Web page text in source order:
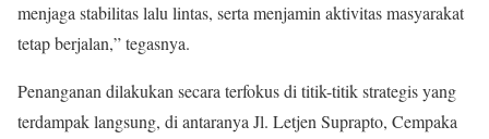
menjaga stabilitas lalu lintas, serta menjamin aktivitas masyarakat
tetap berjalan,” tegasnya.
Penanganan dilakukan secara terfokus di titik-titik strategis yang
terdampak langsung, di antaranya Jl. Letjen Suprapto, Cempaka